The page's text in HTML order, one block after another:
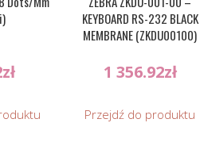
zł
KEYBOARD RS-232 BLACK
MEMBRANE (ZKDU00100)
1 356.92zł
Przejdź do produktu